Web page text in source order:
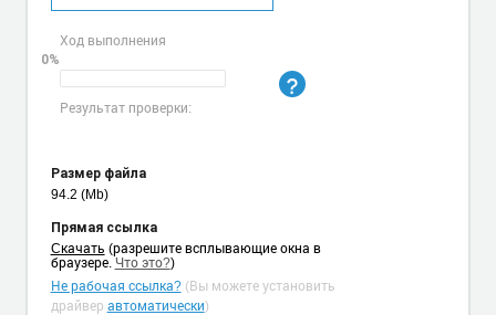
Ход выполнения
0%
Результат проверки:
Размер файла
94.2 (Mb)
Прямая ссылка
Cкачать (разрешите всплывающие окна в
браузере. Что это?)
Не рабочая ссылка?(Вы можете установить
драйвер автоматически)